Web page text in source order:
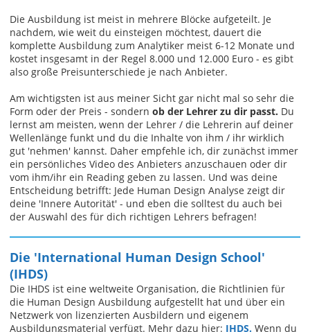
Die Ausbildung ist meist in mehrere Blöcke aufgeteilt. Je
nachdem, wie weit du einsteigen möchtest, dauert die
komplette Ausbildung zum Analytiker meist 6-12 Monate und
kostet insgesamt in der Regel 8.000 und 12.000 Euro - es gibt
also große Preisunterschiede je nach Anbieter.
Am wichtigsten ist aus meiner Sicht gar nicht mal so sehr die
Form oder der Preis - sondern ob der Lehrer zu dir passt. Du
lernst am meisten, wenn der Lehrer / die Lehrerin auf deiner
Wellenlänge funkt und du die Inhalte von ihm / ihr wirklich
gut 'nehmen' kannst. Daher empfehle ich, dir zunächst immer
ein persönliches Video des Anbieters anzuschauen oder dir
vom ihm/ihr ein Reading geben zu lassen. Und was deine
Entscheidung betrifft: Jede Human Design Analyse zeigt dir
deine 'Innere Autorität' - und eben die solltest du auch bei
der Auswahl des für dich richtigen Lehrers befragen!
Die 'International Human Design School'
(IHDS)
Die IHDS ist eine weltweite Organisation, die Richtlinien für
die Human Design Ausbildung aufgestellt hat und über ein
Netzwerk von lizenzierten Ausbildern und eigenem
Ausbildungsmaterial verfügt. Mehr dazu hier: IHDS. Wenn du